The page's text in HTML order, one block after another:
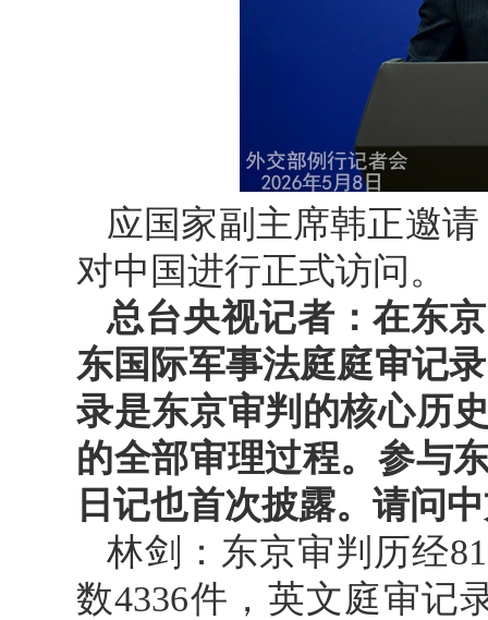
应国家副主席韩正邀
对中国进行正式访问。
总台央视记者：在东
东国际军事法庭庭审记
录是东京审判的核心历
的全部审理过程。参与
日记也首次披露。请问
林剑：东京审判历经
数4336件，英文庭审记